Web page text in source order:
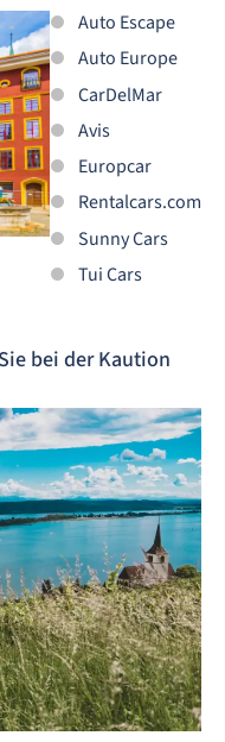
Auto Escape
Auto Europe
CarDelMar
Avis
Europcar
Rentalcars.com
Sunny Cars
Tui Cars
bei der Kaution